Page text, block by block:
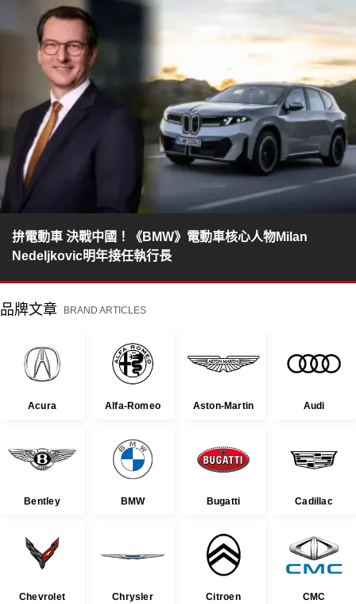
拚電動車 決戰中國！《BMW》電動車核心人物Milan
Nedeljkovic明年接任執行長
品牌文章 BRAND ARTICLES
Acura Alfa-Romeo Aston-Martin Audi
Bentley BMW Bugatti Cadillac
Chevrolet Chrysler Citroen CMC